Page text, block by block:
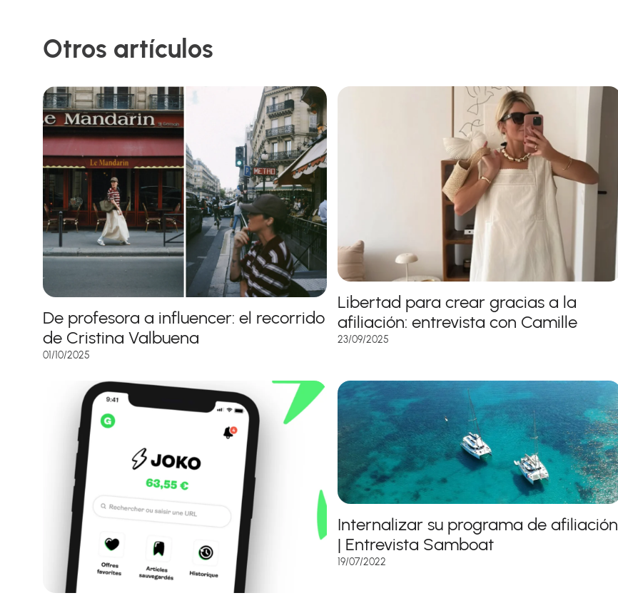
Otros artículos
De profesora a influencer: el recorrido
de Cristina Valbuena
01/10/2025
Libertad para crear gracias a la
afiliación: entrevista con Camille
23/09/2025
Internalizar su programa de afiliación
| Entrevista Samboat
19/07/2022